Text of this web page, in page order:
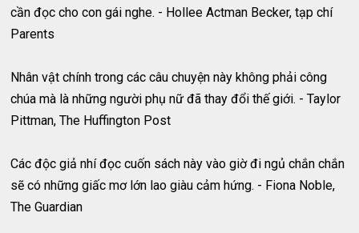
cần đọc cho con gái nghe. - Hollee Actman Becker, tạp chí
Parents
Nhân vật chính trong các câu chuyện này không phải công
chúa mà là những người phụ nữ đã thay đổi thế giới. - Taylor
Pittman, The Huffington Post
Các độc giả nhí đọc cuốn sách này vào giờ đi ngủ chắn chắn
sẽ có những giấc mơ lớn lao giàu cảm hứng. - Fiona Noble,
The Guardian